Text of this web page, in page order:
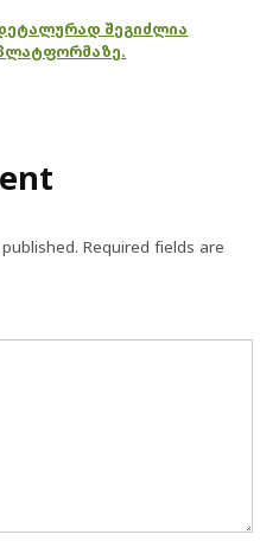
შეგიძლია
Required fields are